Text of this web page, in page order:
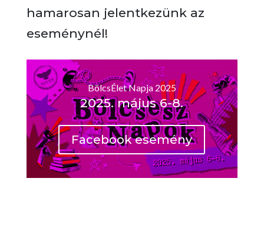
hamarosan jelentkezünk az
eseménynél!
BölcsÉlet Napja 2025
2025. május 6-8.
Facebook esemény